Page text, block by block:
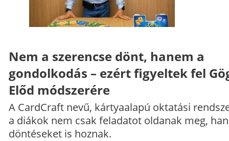
Nem a szerencse dönt, hanem a
gondolkodás – ezért figyeltek fel
Előd módszerére
A CardCraft nevű, kártyaalapú oktatási
a diákok nem csak feladatot oldanak meg,
döntéseket is hoznak.